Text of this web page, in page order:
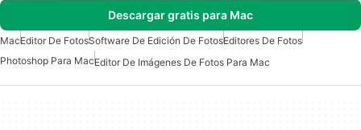
Descargar gratis para Mac
MacEditor De FotosSoftware De Edición De FotosEditores De Fotos
Photoshop Para MacEditor De Imágenes De Fotos Para Mac